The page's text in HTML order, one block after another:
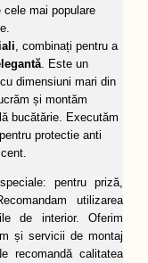
cele mai populare
, combinați pentru a
. Este un
dimensiuni mari din
și montăm
bucătărie. Executăm
protectie anti
pentru priză,
utilizarea
de interior. Oferim
și servicii de montaj
recomandă calitatea